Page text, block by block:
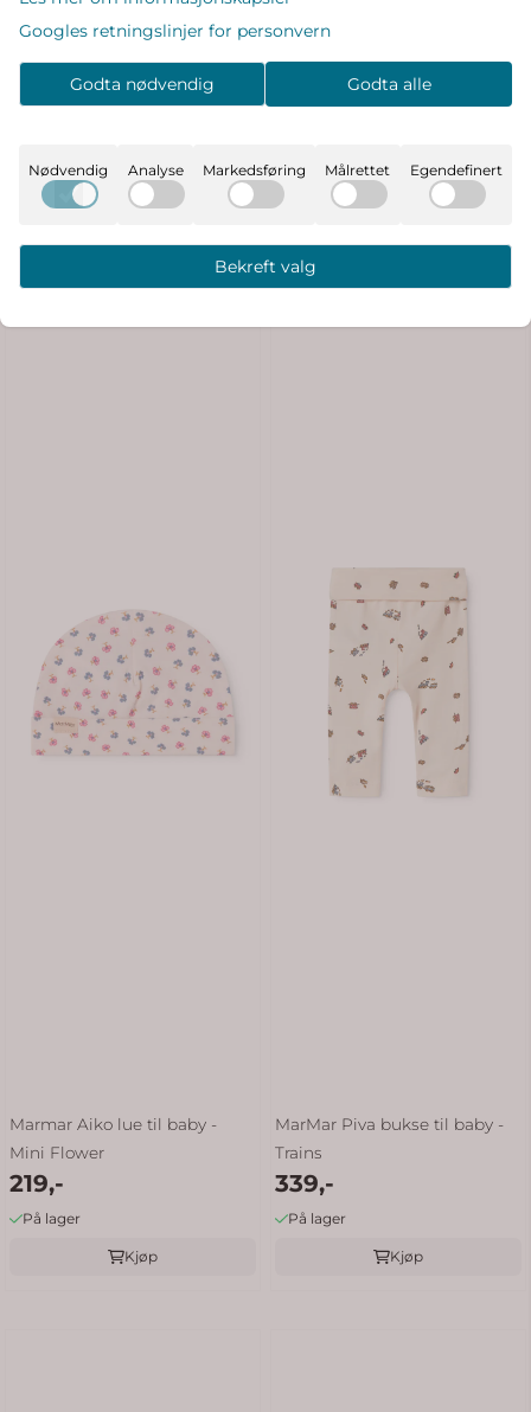
MarMar Alida Babyteppe -
Mini Flower
På lager
Kjøp
Marmar Aiko lue til baby -
Trains
På lager
Marmar Aiko lue til baby -
Mini Flower
219,-
På lager
Kjøp
MarMar Piva bukse til baby -
Trains
339,-
På lager
Kjøp
Googles retningslinjer for personvern
Godta nødvendig Godta alle
Nødvendig Analyse Markedsføring Målrettet Egendefinert
Bekreft valg